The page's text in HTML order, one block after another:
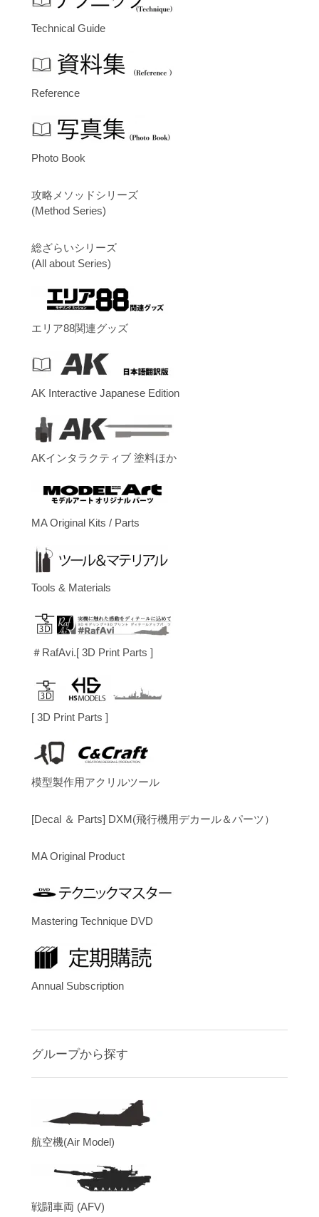
Technical Guide
Reference
Photo Book
攻略メソッドシリーズ
(Method Series)
総ざらいシリーズ
(All about Series)
エリア88関連グッズ
AK Interactive Japanese Edition
AKインタラクティブ 塗料ほか
MA Original Kits / Parts
Tools & Materials
＃RafAvi.[ 3D Print Parts ]
[ 3D Print Parts ]
模型製作用アクリルツール
[Decal ＆ Parts] DXM(飛行機用デカール＆パーツ）
MA Original Product
Mastering Technique DVD
Annual Subscription
グループから探す
航空機(Air Model)
戦闘車両 (AFV)